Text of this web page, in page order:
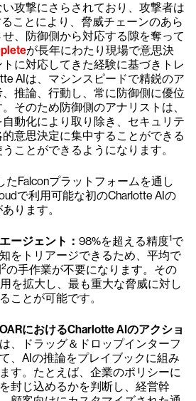
攻撃にさらされており、攻撃者は
ことにより、脅威チェーンのあら
、防御側から対応する隙を奪って
が長年にわたり現場で意思決
に対応してきた経験に基づきトレ
AIは、マシンスピードで精鋭のア
推論、行動し、常に防御側に優位
そのため防御側のアナリストは、
動化により取り除き、セキュリテ
意思決定に集中することができる
ことができるようになります。
たFalconプラットフォームを通し
で利用可能な初のCharlotte AIの
ります。
ージェント： 98%を超える精度1で
をトリアージできるため、平均で
2の手作業が不要になります。その
を拡大し、最も重大な脅威に対し
ことが可能です。
におけるCharlotte AIのアクショ
、ドラッグ＆ドロップインターフ
、AIの推論をプレイブックに組み
す。たとえば、企業のポリシーに
封じ込めるかを判断し、経営幹